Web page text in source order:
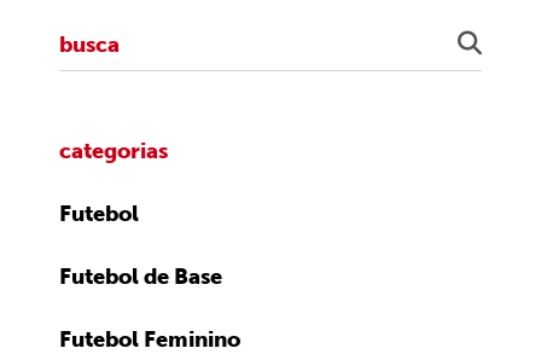
categorias
Futebol
Futebol de Base
Futebol Feminino